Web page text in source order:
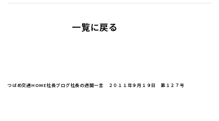
一覧に戻る
つばめ交通HOME社長ブログ社長の週間一言 ２０１１年９月１９日 第１２７号